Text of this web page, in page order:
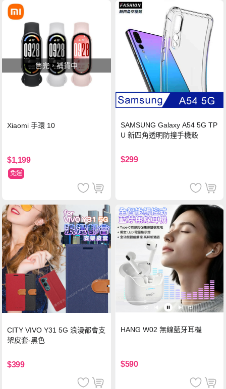
售完，補貨中
Xiaomi 手環 10
$1,199
免運
SAMSUNG Galaxy A54 5G TP
U 新四角透明防撞手機殼
$299
CITY VIVO Y31 5G 浪漫都會支
架皮套-黑色
$399
HANG W02 無線藍牙耳機
$590